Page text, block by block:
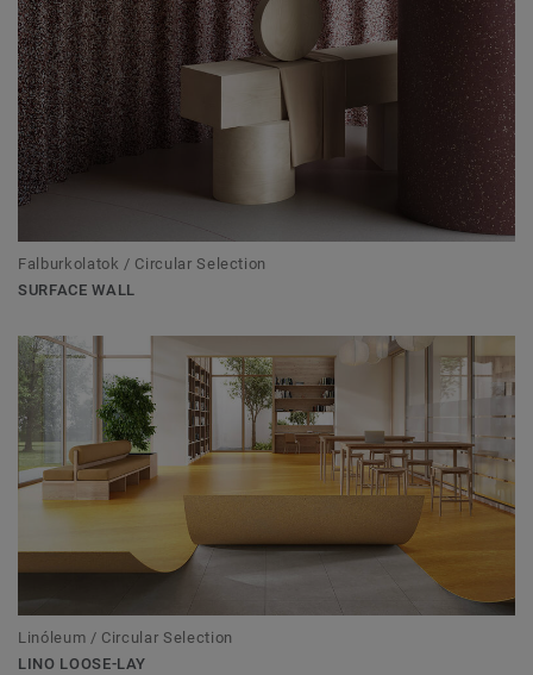
Falburkolatok / Circular Selection
SURFACE WALL
Linóleum / Circular Selection
LINO LOOSE-LAY